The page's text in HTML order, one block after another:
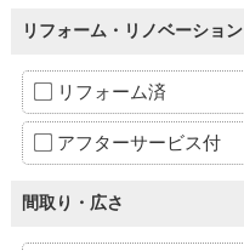
リフォーム・リノベーション
リフォーム済
アフターサービス付
間取り・広さ